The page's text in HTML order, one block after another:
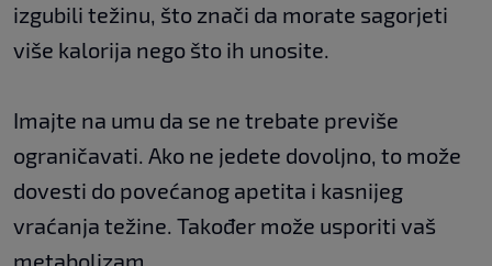
izgubili težinu, što znači da morate sagorjeti
više kalorija nego što ih unosite.
Imajte na umu da se ne trebate previše
ograničavati. Ako ne jedete dovoljno, to može
dovesti do povećanog apetita i kasnijeg
vraćanja težine. Također može usporiti vaš
metabolizam.